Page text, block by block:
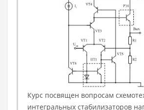
Курс посвящен вопросам
интегральных стабилизаторов